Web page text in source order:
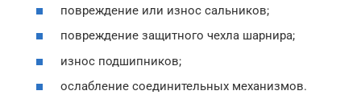
повреждение или износ сальников;
повреждение защитного чехла шарнира;
износ подшипников;
ослабление соединительных механизмов.